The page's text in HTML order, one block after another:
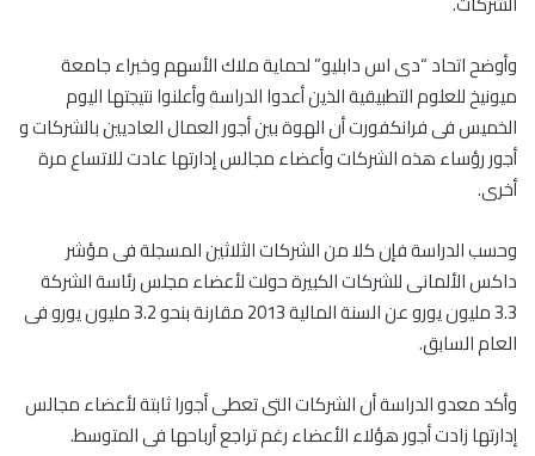
وأوضح اتحاد “دى اس دابليو” لحماية ملاك الأسهم وخبراء جامعة
ميونيخ للعلوم التطبيقية الذين أعدوا الدراسة وأعلنوا نتيجتها اليوم
الخميس فى فرانكفورت أن الهوة بين أجور العمال العاديين بالشركات و
أجور رؤساء هذه الشركات وأعضاء مجالس إدارتها عادت للاتساع مرة
أخرى.
وحسب الدراسة فإن كلا من الشركات الثلاثين المسجلة فى مؤشر
داكس الألمانى للشركات الكبيرة حولت لأعضاء مجلس رئاسة الشركة
3.3 مليون يورو عن السنة المالية 2013 مقارنة بنحو 3.2 مليون يورو فى
العام السابق.
وأكد معدو الدراسة أن الشركات التى تعطى أجورا ثابتة لأعضاء مجالس
إدارتها زادت أجور هؤلاء الأعضاء رغم تراجع أرباحها فى المتوسط.